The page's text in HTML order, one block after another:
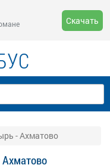
Скачать
- Ахматово